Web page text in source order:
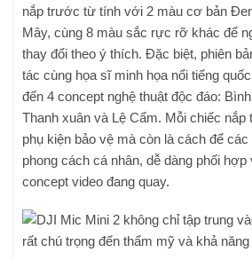
nắp trước từ tính với 2 màu cơ bản
Mây, cùng 8 màu sắc rực rỡ khác để
thay đổi theo ý thích. Đặc biệt, phiên
tác cùng họa sĩ minh họa nổi tiếng
đến 4 concept nghệ thuật độc đáo:
Thanh xuân và Lệ Cẩm. Mỗi chiếc
phụ kiện bảo vệ mà còn là cách để
phong cách cá nhân, dễ dàng phối
concept video đang quay.